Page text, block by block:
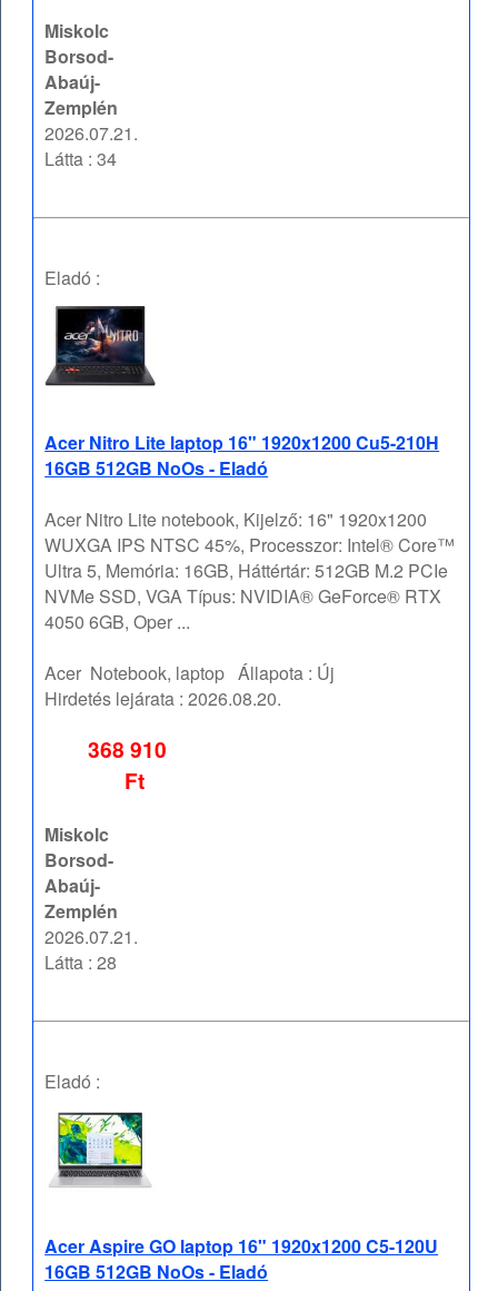
Miskolc
Borsod-
Abaúj-
Zemplén
2026.07.21.
Látta : 34
Eladó :
Acer Nitro Lite laptop 16" 1920x1200 Cu5-210H
16GB 512GB NoOs - Eladó
Acer Nitro Lite notebook, Kijelző: 16" 1920x1200
WUXGA IPS NTSC 45%, Processzor: Intel® Core™
Ultra 5, Memória: 16GB, Háttértár: 512GB M.2 PCIe
NVMe SSD, VGA Típus: NVIDIA® GeForce® RTX
4050 6GB, Oper ...
Acer Notebook, laptop Állapota : Új
Hirdetés lejárata :2026.08.20.
368 910
Ft
Miskolc
Borsod-
Abaúj-
Zemplén
2026.07.21.
Látta : 28
Eladó :
Acer Aspire GO laptop 16" 1920x1200 C5-120U
16GB 512GB NoOs - Eladó